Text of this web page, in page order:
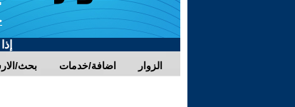
بحث/ اضافة/خدمات الزوار